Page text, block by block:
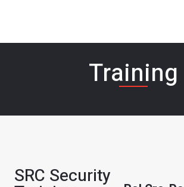
Training
SRC Security